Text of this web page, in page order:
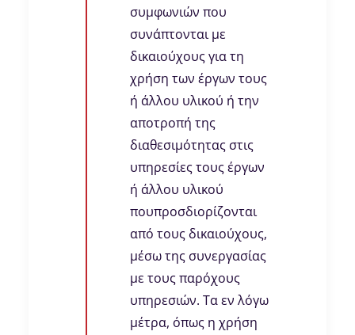
συμφωνιών που
συνάπτονται με
δικαιούχους για τη
χρήση των έργων τους
ή άλλου υλικού ή την
αποτροπή της
διαθεσιμότητας στις
υπηρεσίες τους έργων
ή άλλου υλικού
πουπροσδιορίζονται
από τους δικαιούχους,
μέσω της συνεργασίας
με τους παρόχους
υπηρεσιών. Τα εν λόγω
μέτρα, όπως η χρήση